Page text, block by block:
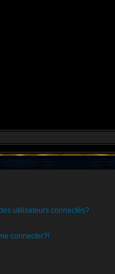
utilisateurs connectés?
connecter?!